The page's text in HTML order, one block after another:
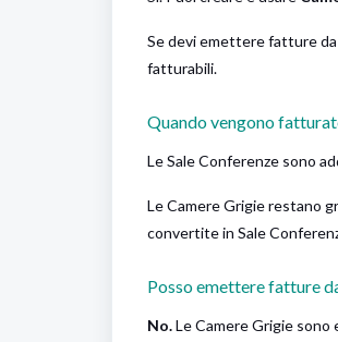
Se devi emettere fatture
fatturabili.
Quando vengono
Le Sale Conferenze sono
Le Camere Grigie restano
convertite in Sale
Posso emettere fatture
No.Le Camere Grigie